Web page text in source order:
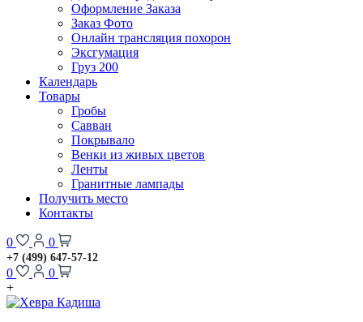
Оформление Заказа
Заказ Фото
Онлайн трансляция похорон
Эксгумация
Груз 200
Календарь
Товары
Гробы
Савван
Покрывало
Венки из живых цветов
Ленты
Гранитные лампады
Получить место
Контакты
0 0
+7 (499) 647-57-12
0
0
+